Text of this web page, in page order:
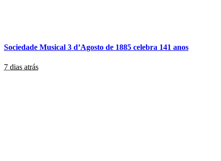
Sociedade Musical 3 d’Agosto de 1885 celebra 141 anos
7 dias atrás